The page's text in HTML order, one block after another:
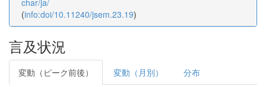
char/ja/
(info:doi/10.11240/jsem.23.19)
言及状況
変動（ピーク前後） 変動（月別） 分布